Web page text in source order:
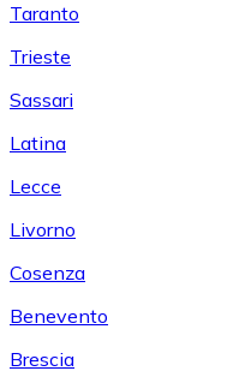
Taranto
Trieste
Sassari
Latina
Lecce
Livorno
Cosenza
Benevento
Brescia